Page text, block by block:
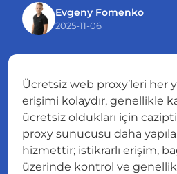
Evgeny Fomenko
2025-11-06
Ücretsiz web proxy’leri her
erişimi kolaydır, genellikle
ücretsiz oldukları için
proxy sunucusu daha
hizmettir; istikrarlı erişim,
üzerinde kontrol ve